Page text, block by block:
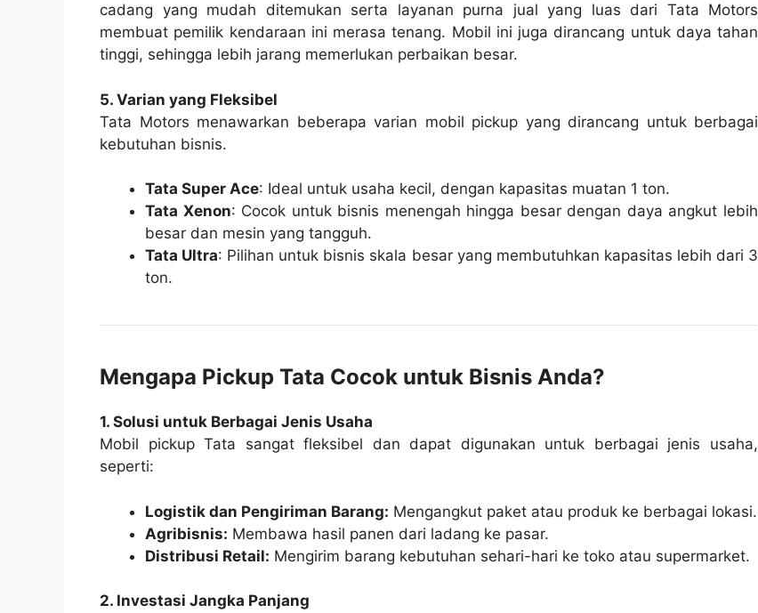
cadang yang mudah ditemukan serta layanan purna jual yang luas dari Tata Motors
membuat pemilik kendaraan ini merasa tenang. Mobil ini juga dirancang untuk daya tahan
tinggi, sehingga lebih jarang memerlukan perbaikan besar.
5. Varian yang Fleksibel
Tata Motors menawarkan beberapa varian mobil pickup yang dirancang untuk berbagai
kebutuhan bisnis.
Tata Super Ace: Ideal untuk usaha kecil, dengan kapasitas muatan 1 ton.
Tata Xenon: Cocok untuk bisnis menengah hingga besar dengan daya angkut lebih
besar dan mesin yang tangguh.
Tata Ultra: Pilihan untuk bisnis skala besar yang membutuhkan kapasitas lebih dari 3
ton.
Mengapa Pickup Tata Cocok untuk Bisnis Anda?
1. Solusi untuk Berbagai Jenis Usaha
Mobil pickup Tata sangat fleksibel dan dapat digunakan untuk berbagai jenis usaha,
seperti:
Logistik dan Pengiriman Barang: Mengangkut paket atau produk ke berbagai lokasi.
Agribisnis: Membawa hasil panen dari ladang ke pasar.
Distribusi Retail: Mengirim barang kebutuhan sehari-hari ke toko atau supermarket.
2. Investasi Jangka Panjang